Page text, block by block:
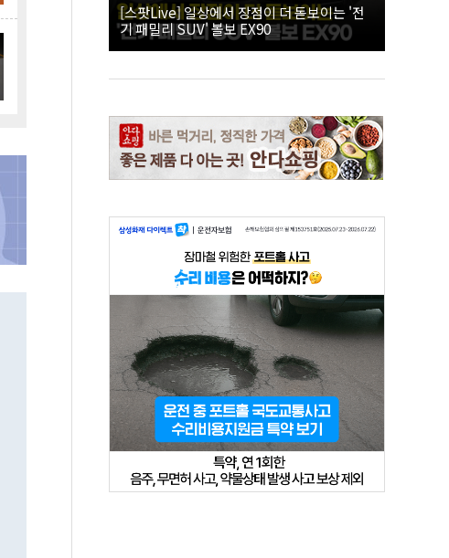
[스팟Live] 일상에서 장점이 더 돋보이는 '전
기 패밀리 SUV' 볼보 EX90